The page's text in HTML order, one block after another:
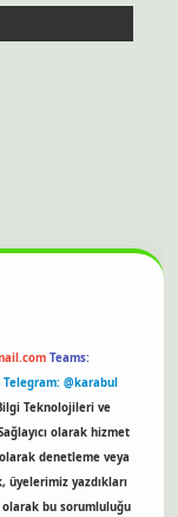
Teams:
Telegram: @karabul
Teknolojileri ve
olarak hizmet
denetleme veya
üyelerimiz yazdıkları
bu sorumluluğu